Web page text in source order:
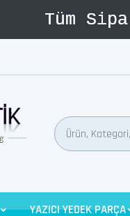
YAZICI YEDEK PARÇA